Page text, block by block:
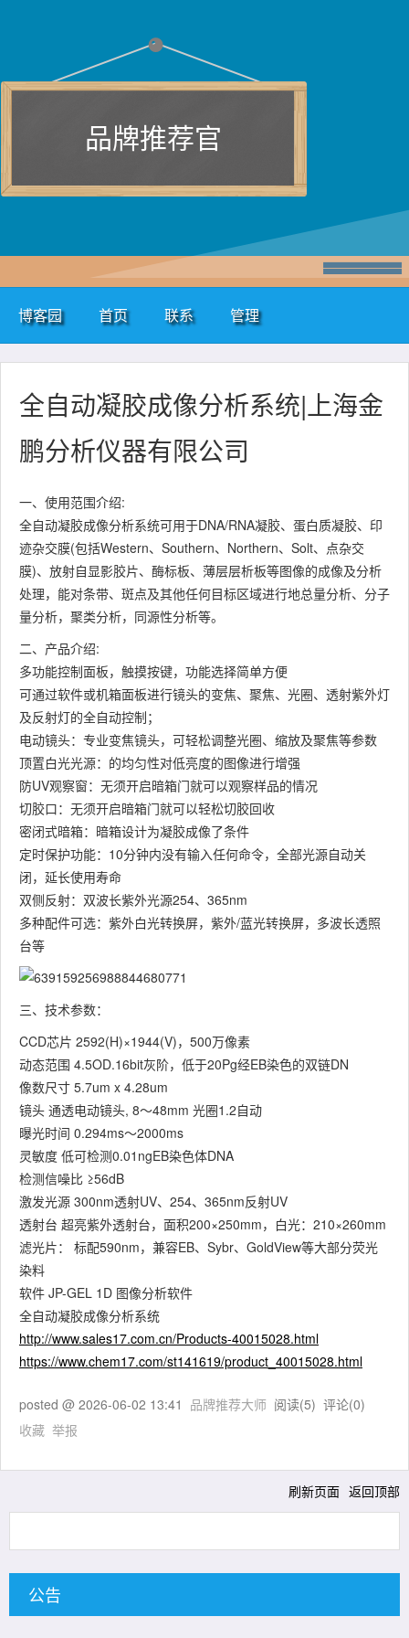
品牌推荐官
博客园 首页 联系 管理
全自动凝胶成像分析系统|上海金
鹏分析仪器有限公司
一、使用范围介绍:
全自动凝胶成像分析系统可用于DNA/RNA凝胶、蛋白质凝胶、印
迹杂交膜(包括Western、Southern、Northern、Solt、点杂交
膜)、放射自显影胶片、酶标板、薄层层析板等图像的成像及分析
处理，能对条带、斑点及其他任何目标区域进行地总量分析、分子
量分析，聚类分析，同源性分析等。
二、产品介绍:
多功能控制面板，触摸按键，功能选择简单方便
可通过软件或机箱面板进行镜头的变焦、聚焦、光圈、透射紫外灯
及反射灯的全自动控制；
电动镜头：专业变焦镜头，可轻松调整光圈、缩放及聚焦等参数
顶置白光光源：的均匀性对低亮度的图像进行增强
防UV观察窗：无须开启暗箱门就可以观察样品的情况
切胶口：无须开启暗箱门就可以轻松切胶回收
密闭式暗箱：暗箱设计为凝胶成像了条件
定时保护功能：10分钟内没有输入任何命令，全部光源自动关
闭，延长使用寿命
双侧反射：双波长紫外光源254、365nm
多种配件可选：紫外白光转换屏，紫外/蓝光转换屏，多波长透照
台等
三、技术参数：
CCD芯片 2592(H)×1944(V)，500万像素
动态范围 4.5OD.16bit灰阶，低于20Pg经EB染色的双链DN
像数尺寸 5.7um x 4.28um
镜头 通透电动镜头, 8～48mm 光圈1.2自动
曝光时间 0.294ms～2000ms
灵敏度 低可检测0.01ngEB染色体DNA
检测信噪比 ≥56dB
激发光源 300nm透射UV、254、365nm反射UV
透射台 超亮紫外透射台，面积200×250mm，白光：210×260mm
滤光片： 标配590nm，兼容EB、Sybr、GoldView等大部分荧光
染料
软件 JP-GEL 1D 图像分析软件
全自动凝胶成像分析系统
http://www.sales17.com.cn/Products-40015028.html
https://www.chem17.com/st141619/product_40015028.html
posted @ 2026-06-02 13:41 品牌推荐大师 阅读(5) 评论(0)
收藏 举报
刷新页面 返回顶部
公告